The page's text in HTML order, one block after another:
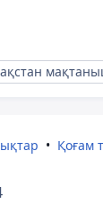
Қоғам